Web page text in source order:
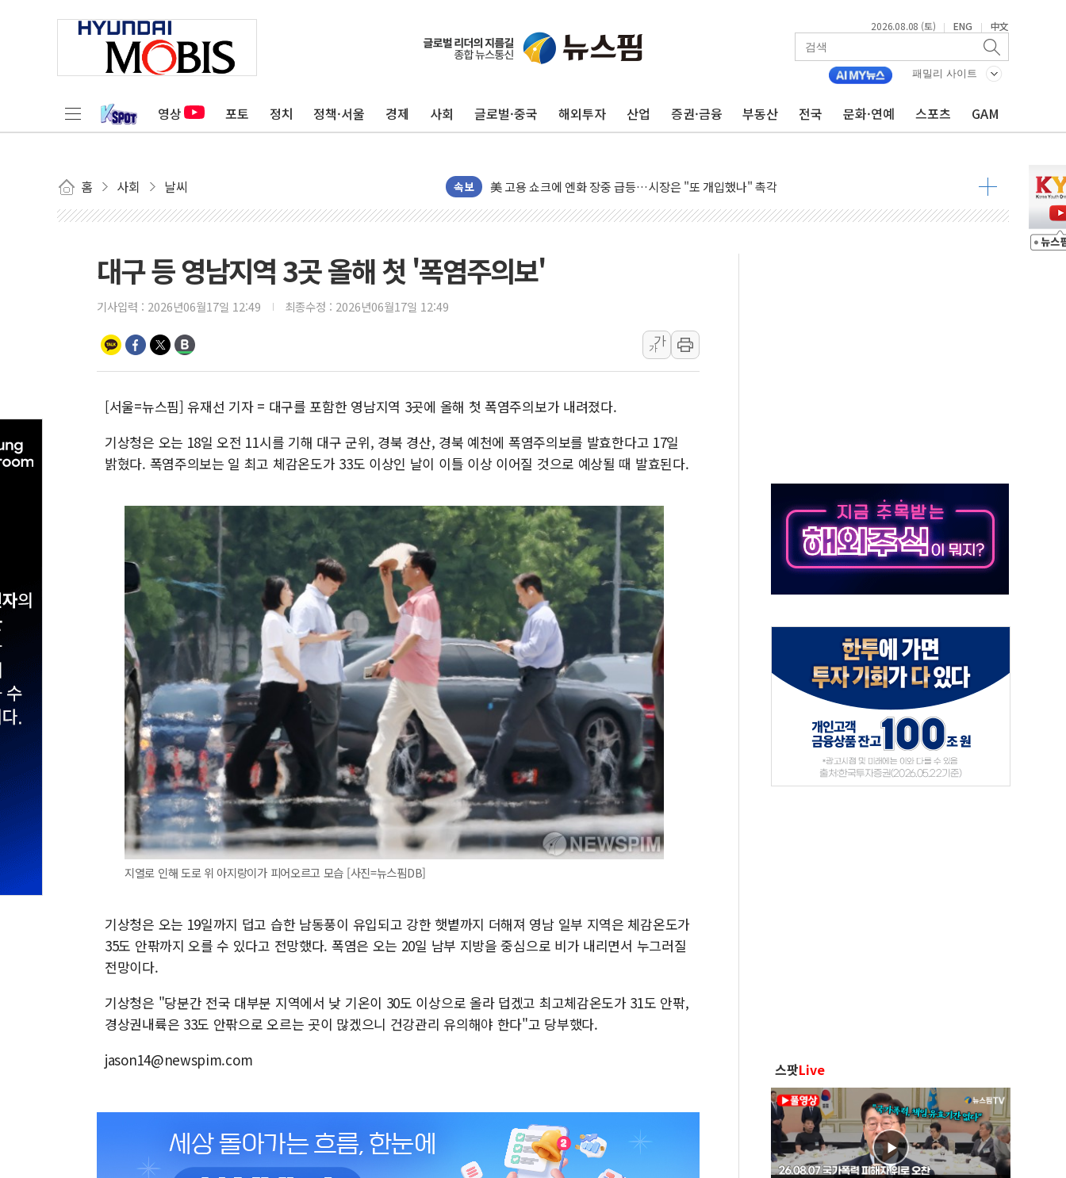
2026.08.08 (토) | ENG | 中文
패밀리 사이트
영상 포토 정치 정책·서울 경제 사회 글로벌·중국 해외투자 산업 증권·금융 부동산 전국 문화·연예 스포츠 GAM
홈 사회 날씨 속보
美 항소법원, 백악관 무도회장 공사 중단 명령…트럼프 제동
이란의 핵심 원유 수출항 '하르그섬', 최근 1주일 이상 '올스톱'… 美 해상봉쇄 영향
[AI MY 뉴스] 뉴욕 반도체주 프리뷰...美 고용 쇼크에 반도체주 '활짝'
뉴욕증시 프리뷰, 美 고용 쇼크에 금리 인상 우려 후퇴…나스닥 선물 1%대 상승
[사진] 이슬람 수니파 3개국, 공동방위협정 체결
뉴욕증시 개장 전 특징주...아틀라시안·클라우드플레어·태양광주↑ VS 트레이드데스크·웬디스↓
트럼프 "금리 내려야"…파월 때와 달리 워시엔 톤 낮춰
특정 정치인 측근 포항시 정책특보 내정설...포항시 '시끌'
李 "해남 태양광, 대한민국 다음 100년 밑거름…수도권 집중 완화 전환점"
李 대통령, '6시간 마라톤 부동산 2차 회의' 주재… "전폭적 공급 확대·속도전 총력"
[사진] 빈살만과 에르도안의 만남
이란와이어 "이란 최고지도자 위독…곧 사망해도 놀랍지 않아"
[인도증시] 중동 불안 속 유가 상승에 소폭 하락...금융주 낙폭 커
황희 '폐버스 청년주택' SNS 글 역풍에 "정부정책 아냐" 해명
폭염 누그러지고 가뭄 숙지나...경북동해안권 8~9일 최대 100mm 호우
대구 등 영남지역 3곳 올해 첫 '폭염주의보'
기사입력 : 2026년06월17일 12:49 최종수정 : 2026년06월17일 12:49
가
가
[서울=뉴스핌] 유재선 기자 = 대구를 포함한 영남지역 3곳에 올해 첫 폭염주의보가 내려졌다.
기상청은 오는 18일 오전 11시를 기해 대구 군위, 경북 경산, 경북 예천에 폭염주의보를 발효한다고 17일
밝혔다. 폭염주의보는 일 최고 체감온도가 33도 이상인 날이 이틀 이상 이어질 것으로 예상될 때 발효된다.
지열로 인해 도로 위 아지랑이가 피어오르고 모습 [사진=뉴스핌DB]
기상청은 오는 19일까지 덥고 습한 남동풍이 유입되고 강한 햇볕까지 더해져 영남 일부 지역은 체감온도가
35도 안팎까지 오를 수 있다고 전망했다. 폭염은 오는 20일 남부 지방을 중심으로 비가 내리면서 누그러질
전망이다.
기상청은 "당분간 전국 대부분 지역에서 낮 기온이 30도 이상으로 올라 덥겠고 최고체감온도가 31도 안팎,
경상권내륙은 33도 안팎으로 오르는 곳이 많겠으니 건강관리 유의해야 한다"고 당부했다.
jason14@newspim.com
스팟Live